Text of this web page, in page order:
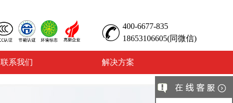
400-6677-835
18653106605(同微信)
联系我们 解决方案